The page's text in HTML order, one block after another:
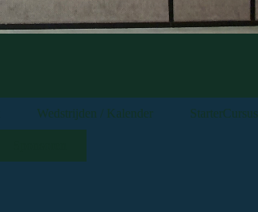
Wedstrijden / Kalender StarterCursus